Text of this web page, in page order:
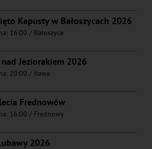
Kapusty w Bałoszycach 2026
16:00 / Bałoszyce
nad Jeziorakiem 2026
20:00 / Iława
Frednowów
16:00 / Frednowy
2026